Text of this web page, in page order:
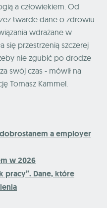
a człowiekiem. Od
twarde dane o zdrowiu
wdrażane w
się przestrzenią szczerej
nie zgubić po drodze
swój czas - mówił na
Tomasz Kammel.
a employer
w 2026
pracy”. Dane, które